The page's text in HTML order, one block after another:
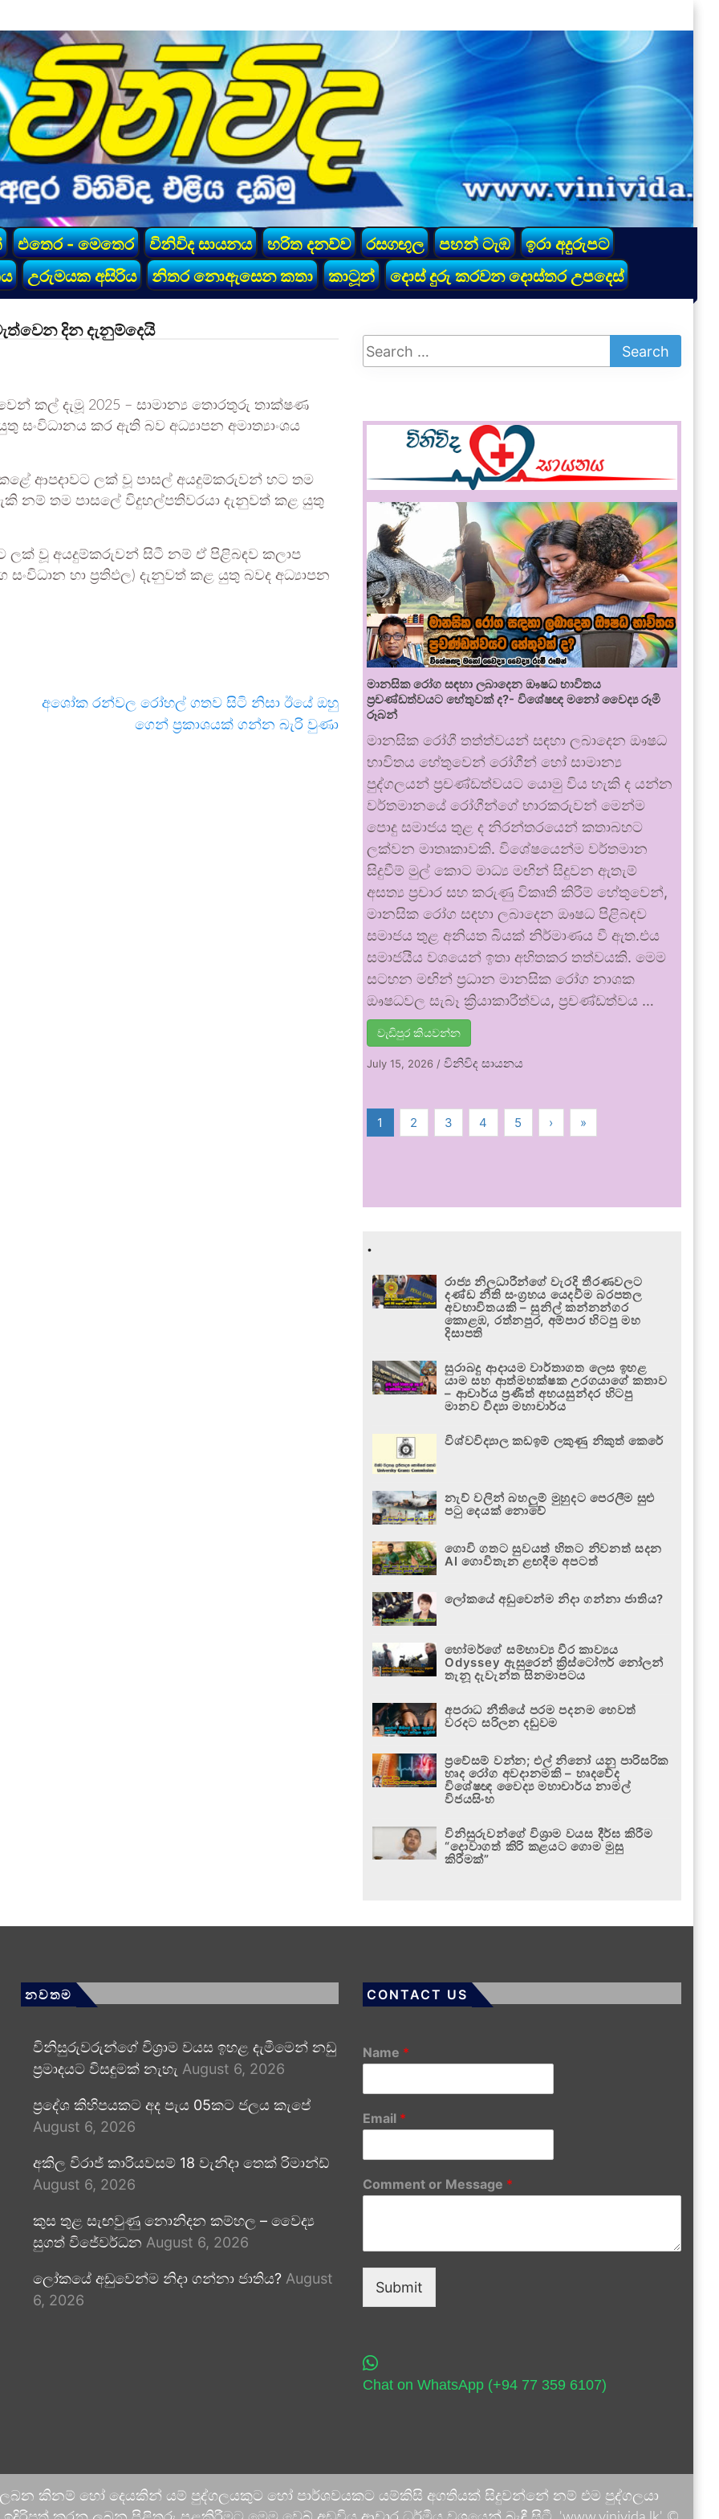
එතෙර - මෙතෙර විනිවිද සායනය හරිත දනව්ව රසගඟුල පහන් ටැඹ
ඉරා අදුරුපට
උරුමයක අසිරිය නිතර නොඇසෙන කතා කාටූන් දොස් දුරු කරවන දොස්තර උපදෙස්
දින දැනුම්දෙයි
කල් දැමූ 2025 – සාමාන්‍ය තොරතුරු තාක්ෂණ
සංවිධානය කර ඇති බව අධ්‍යාපන අමාත්‍යාංශය
ආපදාවට ලක් වූ පාසල් අයදුම්කරුවන් හට තම
නම් තම පාසලේ විදුහල්පතිවරයා දැනුවත් කළ යුතු
ලක් වූ අයදුම්කරුවන් සිටී නම් ඒ පිළිබඳව කලාප
හා ප්‍රතිඵල) දැනුවත් කළ යුතු බවද අධ්‍යාපන
අශෝක රන්වල රෝහල් ගතව සිටි නිසා ඊයේ ඔහු
ගෙන් ප්‍රකාශයක් ගන්න බැරි වුණා
මානසික රෝග සඳහා ලබාදෙන ඖෂධ භාවිතය
ප්‍රචණ්ඩත්වයට හේතුවක් ද?- විශේෂඥ මනෝ වෛද්‍ය රූමි
රූබන්
මානසික රෝගී තත්ත්වයන් සඳහා ලබාදෙන ඖෂධ
භාවිතය හේතුවෙන් රෝගීන් හෝ සාමාන්‍ය
පුද්ගලයන් ප්‍රචණ්ඩත්වයට යොමු විය හැකි ද යන්න
වර්තමානයේ රෝගීන්ගේ භාරකරුවන් මෙන්ම
පොදු සමාජය තුළ ද නිරන්තරයෙන් කතාබහට
ලක්වන මාතෘකාවකි. විශේෂයෙන්ම වර්තමාන
සිදුවීම් මුල් කොට මාධ්‍ය මඟින් සිදුවන ඇතැම්
අසත්‍ය ප්‍රචාර සහ කරුණු විකෘති කිරීම් හේතුවෙන්,
මානසික රෝග සඳහා ලබාදෙන ඖෂධ පිළිබඳව
සමාජය තුළ අනියත බියක් නිර්මාණය වී ඇත.එය
සමාජයීය වශයෙන් ඉතා අහිතකර තත්වයකි. මෙම
සටහන මඟින් ප්‍රධාන මානසික රෝග නාශක
ඖෂධවල සැබෑ ක්‍රියාකාරීත්වය, ප්‍රචණ්ඩත්වය …
වැඩිපුර කියවන්න
July 15, 2026 /විනිවිද සායනය
1 2 3 4 5 › »
.
රාජ්‍ය නිලධාරීන්ගේ වැරදි තීරණවලට
දණ්ඩ නීති සංග්‍රහය යෙදවීම බරපතල
අවභාවිතයකි – සුනිල් කන්නන්ගර
කොළඹ, රත්නපුර, අම්පාර හිටපු මහ
දිසාපති
සුරාබදු ආදායම වාර්තාගත ලෙස ඉහළ
යාම සහ ආත්මභක්ෂක උරගයාගේ කතාව
– ආචාර්ය ප්‍රණීත් අභයසුන්දර හිටපු
මානව විද්‍යා මහාචාර්ය
විශ්වවිද්‍යාල කඩඉම් ලකුණු නිකුත් කෙරේ
නැව් වලින් බහලුම් මුහුදට පෙරලීම සුළු
පටු දෙයක් නොවේ
ගොවි ගතට සුවයත් හිතට නිවනත් සදන
AI ගොවිතැන ළඟදීම අපටත්
ලෝකයේ අඩුවෙන්ම නිදා ගන්නා ජාතිය?
හෝමර්ගේ සම්භාව්‍ය වීර කාව්‍යය
Odyssey ඇසුරෙන් ක්‍රිස්ටෝෆර් නෝලන්
තැනූ දැවැන්ත සිනමාපටය
අපරාධ නීතියේ පරම පදනම හෙවත්
වරදට සරිලන දඬුවම
ප්‍රවේසම් වන්න; එල් නිනෝ යනු පාරිසරික
හෘද රෝග අවදානමකි – හෘදවේද
විශේෂඥ වෛද්‍ය මහාචාර්ය නාමල්
විජයසිංහ
විනිසුරුවන්ගේ විශ්‍රාම වයස දීර්ඝ කිරීම
“දොවාගත් කිරි කළයට ගොම මුසු
කිරීමක්”
නවතම
විනිසුරුවරුන්ගේ විශ්‍රාම වයස ඉහළ දැමීමෙන් නඩු
ප්‍රමාදයට විසඳුමක් නැහැ August 6, 2026
ප්‍රදේශ කිහිපයකට අද පැය 05කට ජලය කැපේ
August 6, 2026
අකිල විරාජ් කාරියවසම් 18 වැනිදා තෙක් රිමාන්ඩ්
August 6, 2026
කුස තුළ සැඟවුණු නොනිදන කම්හල – වෛද්‍ය
සුගත් විජේවර්ධන August 6, 2026
ලෝකයේ අඩුවෙන්ම නිදා ගන්නා ජාතිය? August
6, 2026
CONTACT US
Name *
Email *
Comment or Message *
Submit
Chat on WhatsApp (+94 77 359 6107)
ලබන කිනම් හෝ දෙයකින් යම් පුද්ගලයකුට හෝ පාර්ශවයකට යම්කිසි අගතියක් සිදුවන්නේ නම් එම පුද්ගලයා